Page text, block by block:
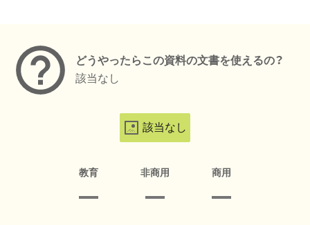
どうやったらこの資料の文書を使えるの？
該当なし
該当なし
教育 非商用 商用